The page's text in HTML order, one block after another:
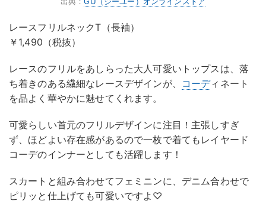
レースフリルネックT（長袖）
￥1,490（税抜）
レースのフリルをあしらった大人可愛いトップスは、落
ち着きのある繊細なレースデザインが、
コーディネート
を品よく華やかに魅せてくれます。
可愛らしい首元のフリルデザインに注目！主張しすぎ
ず、ほどよい存在感があるので一枚で着てもレイヤード
コーデのインナーとしても活躍します！
スカートと組み合わせてフェミニンに、デニム合わせで
ピリッと仕上げても可愛いですよ♡